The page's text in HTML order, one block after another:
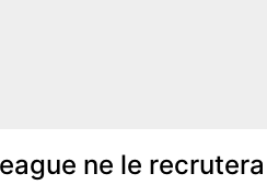
ne le recrutera